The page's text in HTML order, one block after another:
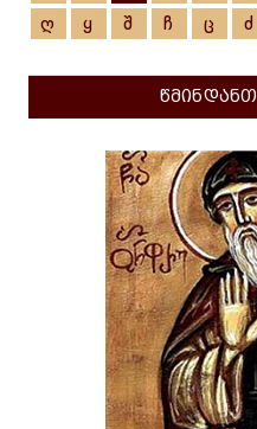
ღ
ყ შ ჩ ც ძ